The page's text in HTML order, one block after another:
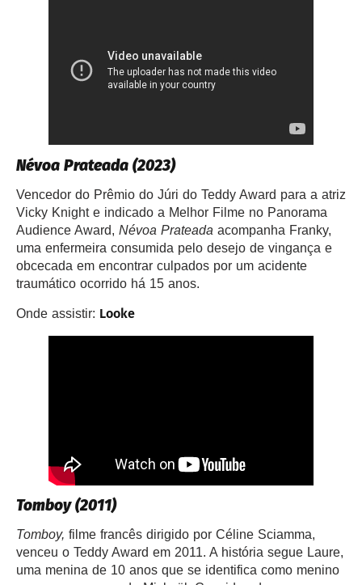
Névoa PrateadA (2023)
Vencedor do Prêmio do Júri do Teddy Award para a atriz
Vicky Knight e indicado a Melhor Filme no Panorama
Audience Award, Névoa Prateada acompanha Franky,
uma enfermeira consumida pelo desejo de vingança e
obcecada em encontrar culpados por um acidente
traumático ocorrido há 15 anos.
Onde assistir: Looke
Tomboy (2011)
Tomboy, filme francês dirigido por Céline Sciamma,
venceu o Teddy Award em 2011. A história segue Laure,
uma menina de 10 anos que se identifica como menino